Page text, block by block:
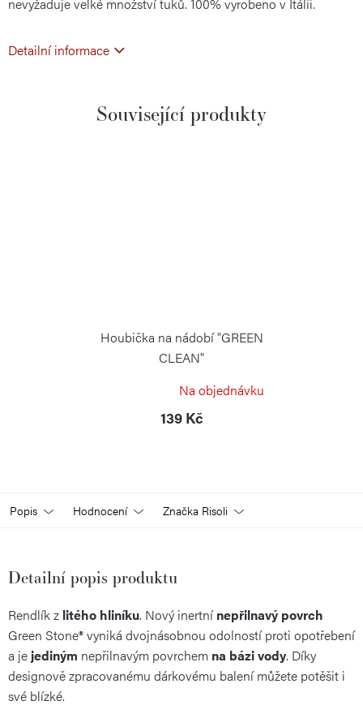
Detailní informace
Související produkty
Houbička na nádobí "GREEN
CLEAN"
Na objednávku
139 Kč
Popis Hodnocení Značka Risoli
Detailní popis produktu
Rendlík z litého hliníku. Nový inertnínepřilnavý povrch
Green Stone® vyniká dvojnásobnou odolností proti opotřebení
a je jediným nepřilnavým povrchem na bázi vody. Díky
designově zpracovanému dárkovému balení můžete potěšit i
své blízké.